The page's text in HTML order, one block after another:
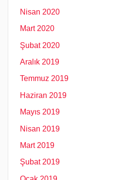
Nisan 2020
Mart 2020
Şubat 2020
Aralık 2019
Temmuz 2019
Haziran 2019
Mayıs 2019
Nisan 2019
Mart 2019
Şubat 2019